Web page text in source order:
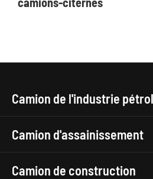
Camion de l'industrie
Camion d'assainissement
Camion de construction